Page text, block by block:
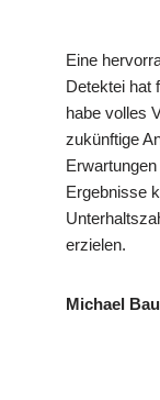
Eine
Detektei hat
habe volles
zukünftige
Ergebnisse
erzielen.
Michael